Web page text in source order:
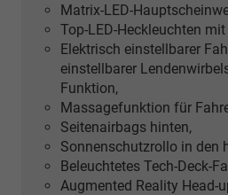
Matrix-LED-
Top-LED-Heckleuchten
Elektrisch einstellbarer
einstellbarer
Funktion,
Massagefunktion für
Seitenairbags hinten,
Sonnenschutzrollo in den
Beleuchtetes Tech-Deck-
Augmented Reality Head-